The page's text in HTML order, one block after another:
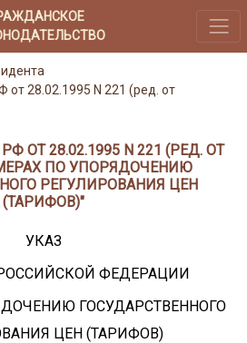
от 28.02.1995 N 221 (ред. от
ОТ 28.02.1995 N 221 (РЕД. ОТ
МЕРАХ ПО УПОРЯДОЧЕНИЮ
РЕГУЛИРОВАНИЯ ЦЕН
(ТАРИФОВ)"
УКАЗ
ФЕДЕРАЦИИ
ГОСУДАРСТВЕННОГО
ЦЕН (ТАРИФОВ)